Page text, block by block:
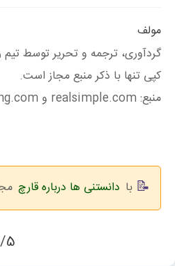
مولف
گردآوری، ترجمه و تحریر توسط
کپی تنها با ذکر منبع مجاز است.
منبع: realsimple.com و southernliving.com
با دانستنی ها درباره قارچ
3/5 - (5